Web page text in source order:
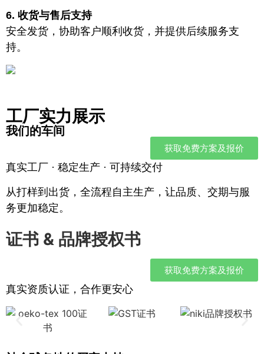
6. 收货与售后支持
安全发货，协助客户顺利收货，并提供后续服务支
持。
工厂实力展示
我们的车间
获取免费方案及报价
真实工厂 · 稳定生产 · 可持续交付
从打样到出货，全流程自主生产，让品质、交期与服
务更加稳定。
证书 & 品牌授权书
获取免费方案及报价
真实资质认证，合作更安心